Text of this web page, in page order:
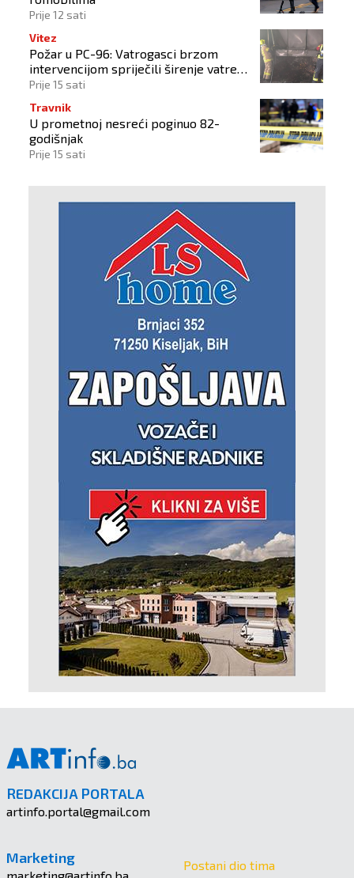
Prije 12 sati
Vitez
Požar u PC-96: Vatrogasci brzom
intervencijom spriječili širenje vatre
na okolne objekte
Prije 15 sati
Travnik
U prometnoj nesreći poginuo 82-
godišnjak
Prije 15 sati
REDAKCIJA PORTALA
artinfo.portal@gmail.com
Marketing Postani dio tima